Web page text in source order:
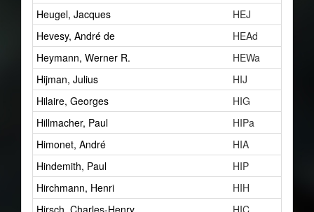
Heugel, Jacques
HEJ
Hevesy, André de
HEAd
Heymann, Werner R.
HEWa
Hijman, Julius
HIJ
Hilaire, Georges
HIG
Hillmacher, Paul
HIPa
Himonet, André
HIA
Hindemith, Paul
HIP
Hirchmann, Henri
HIH
Hirsch, Charles-Henry
HIC